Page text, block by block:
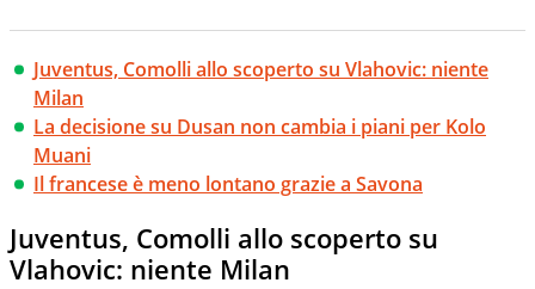
Juventus, Comolli allo scoperto su Vlahovic: niente
Milan
La decisione su Dusan non cambia i piani per Kolo
Muani
Il francese è meno lontano grazie a Savona
Juventus, Comolli allo scoperto su
Vlahovic: niente Milan